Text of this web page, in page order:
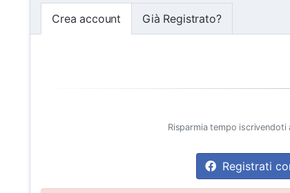
Crea account Già Registrato?
Risparmia tempo
Registrati